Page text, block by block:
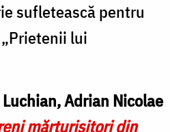
sufletească pentru
lui
Adrian Nicolae
mărturisitori din